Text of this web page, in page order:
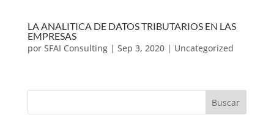
LA ANALITICA DE DATOS TRIBUTARIOS EN LAS
EMPRESAS
por SFAI Consulting| Sep 3, 2020| Uncategorized